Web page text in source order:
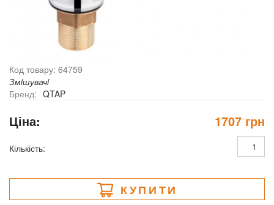
Код товару: 64759
Змiшувачi
Бренд: QTAP
Ціна: 1707 грн
Кількість:
КУПИТИ